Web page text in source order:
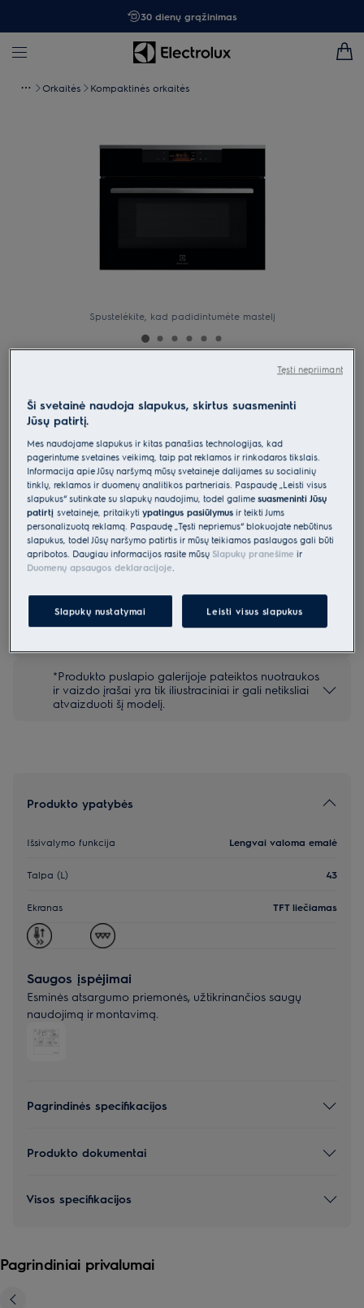
30 dienų grąžinimas
Orkaitės Kompaktinės orkaitės
Spustelėkite, kad padidintumėte mastelį
Kompaktinė orkaitė 800 serija
„MealAssist“
5 (945)
Pagrindiniai privalumai
800 serijos orkaitė „MealAssist Combiquick®“ – kombinuotas
kaitinimas ir greitesnis kepimas.
Grilinkite, skrudinkite ir kepkite greičiau konvekcinėje orkaitėje su
mikrobangomis.
Maistą bus lengva gaminti valdant jautriu jutikliniu valdymo skydeliu
„EXCite“.
Saugos instrukcijos ir saugos įspėjimai pagal ES reglamentą
2023/988 yra pateikiami vartotojo vadovo I ir II skyriuose.
*Produkto puslapio galerijoje pateiktos nuotraukos
ir vaizdo įrašai yra tik iliustraciniai ir gali netiksliai
atvaizduoti šį modelį.
Produkto ypatybės
Išsivalymo funkcija Lengvai valoma emalė
Talpa (L) 43
Ekranas TFT liečiamas
Saugos įspėjimai
Esminės atsargumo priemonės, užtikrinančios saugų
naudojimą ir montavimą.
Pagrindinės specifikacijos
Produkto dokumentai
Visos specifikacijos
Pagrindiniai privalumai
Ši svetainė naudoja slapukus, skirtus suasmeninti
Jūsų patirtį.
Mes naudojame slapukus ir kitas panašias technologijas, kad
pagerintume svetainės veikimą, taip pat reklamos ir rinkodaros tikslais.
Informacija apie Jūsų naršymą mūsų svetainėje dalijamės su socialinių
tinklų, reklamos ir duomenų analitikos partneriais. Paspaudę „Leisti visus
slapukus“ sutinkate su slapukų naudojimu, todėl galimesuasmeninti Jūsų
patirtįsvetainėje, pritaikytiypatingus pasiūlymus ir teikti Jums
personalizuotą reklamą. Paspaudę „Tęsti nepriėmus“ blokuojate nebūtinus
slapukus, todėl Jūsų naršymo patirtis ir mūsų teikiamos paslaugos gali būti
apribotos. Daugiau informacijos rasite mūsų Slapukų pranešime ir
Duomenų apsaugos deklaracijoje.
Slapukų nustatymai Leisti visus slapukus
Tęsti nepriimant